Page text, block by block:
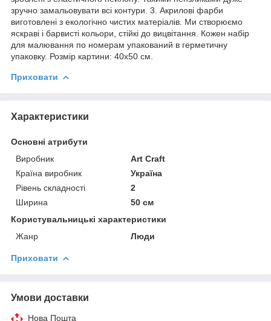
зручно замальовувати всі контури. 3. Акрилові фарби
виготовлені з екологічно чистих матеріалів. Ми створюємо
яскраві і барвисті кольори, стійкі до вицвітання. Кожен набір
для малювання по номерам упакований в герметичну
упаковку. Розмір картини: 40х50 см.
Приховати
Характеристики
Основні атрибути
Виробник
Art Craft
Країна виробник
Україна
Рівень складності
2
Ширина
50 см
Користувальницькі характеристики
Жанр
Люди
Приховати
Умови доставки
Нова Пошта